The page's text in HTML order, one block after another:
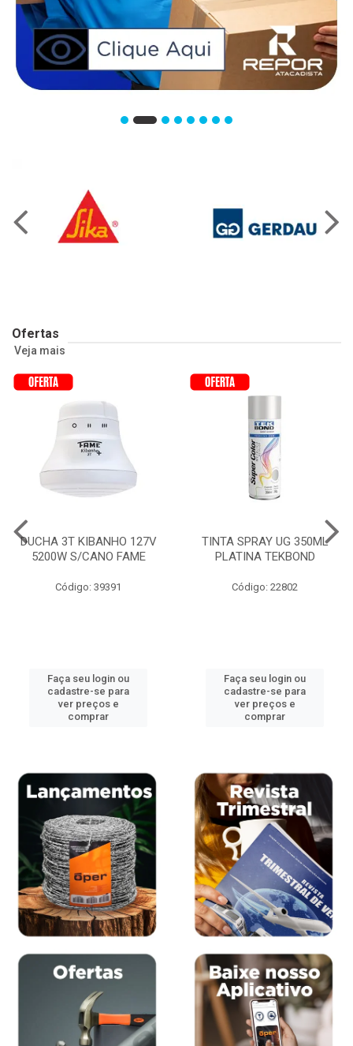
Ofertas
Veja mais
DUCHA 3T KIBANHO 127V
5200W S/CANO FAME
Código: 39391
Faça seu login ou
cadastre-se para
ver preços e
comprar
TINTA SPRAY UG 350ML
PLATINA TEKBOND
Código: 22802
Faça seu login ou
cadastre-se para
ver preços e
comprar